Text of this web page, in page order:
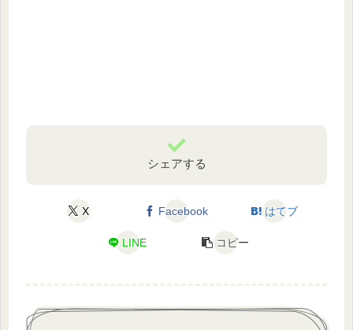
シェアする
X Facebook はてブ
LINE コピー